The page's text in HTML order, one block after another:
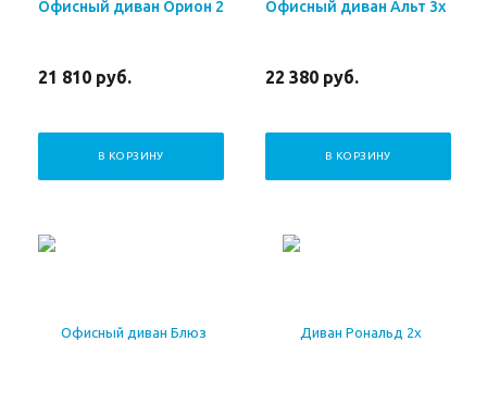
Офисный диван Орион 2
21 810 руб.
В КОРЗИНУ
Офисный диван Альт 3х
22 380 руб.
В КОРЗИНУ